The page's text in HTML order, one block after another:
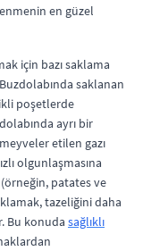
en güzel
için bazı saklama
saklanan
poşetlerde
ayrı bir
etilen gazı
olgunlaşmasına
(örneğin, patates ve
tazeliğini daha
Bu konuda sağlıklı